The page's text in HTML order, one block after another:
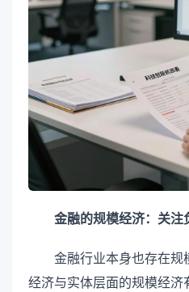
金融的规模经济：关注
金融行业本身也存在规
经济与实体层面的规模经济